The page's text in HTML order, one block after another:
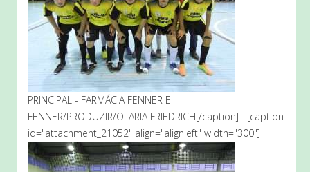
PRINCIPAL - FARMÁCIA FENNER E
FENNER/PRODUZIR/OLARIA FRIEDRICH[/caption] [caption
id="attachment_21052" align="alignleft" width="300"]